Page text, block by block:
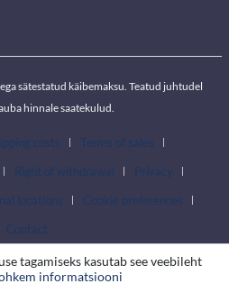
sätestatud käibemaksu. Teatud juhtudel
hinnale saatekulud.
costs
Terms of sales
Right of withdrawal
Privacy
locations
Cookie preferences
Contact
tagamiseks kasutab see veebileht
informatsiooni